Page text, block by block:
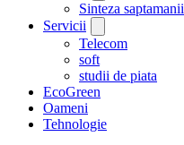
Sinteza saptamanii
Servicii
Telecom
soft
studii de piata
EcoGreen
Oameni
Tehnologie